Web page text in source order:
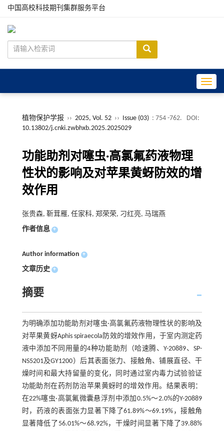
中国高校科技期刊集群服务平台
植物保护学报 ›› 2025, Vol. 52 ›› Issue (03) : 754 -762.
DOI:
10.13802/j.cnki.zwbhxb.2025.2025029
功能助剂对噻虫·高氯氟药液物理
性状的影响及对苹果黄蚜防效的增
效作用
张贵森, 靳茸雁, 任家科, 郑荣荣, 刁红亮, 马瑞燕
作者信息 +
Author information +
文章历史 +
摘要
为明确添加功能助剂对噻虫·高氯氟药液物理性状的影响及
对苹果黄蚜Aphis spiraecola防效的增效作用，于室内测定药
液中添加不同用量的4种功能助剂（哈速腾、Y-20889、SP-
NS5201及GY1200）后其表面张力、接触角、铺展直径、干
燥时间和最大持留量的变化，同时通过室内毒力试验验证
功能助剂在药剂防治苹果黄蚜时的增效作用。结果表明：
在22%噻虫·高氯氟微囊悬浮剂中添加0.5%～2.0%的Y-20889
时，药液的表面张力显著下降了61.89%～69.19%，接触角
显著降低了56.01%～68.92%，干燥时间显著下降了39.88%